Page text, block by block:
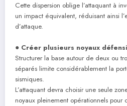
Cette dispersion oblige l’attaquant à
un impact équivalent, réduisant ainsi
d’attaque.
● Créer plusieurs noyaux
Structurer la base autour de deux ou
séparés limite considérablement la
sismiques.
L’attaquant devra choisir une seule
noyaux pleinement opérationnels pour